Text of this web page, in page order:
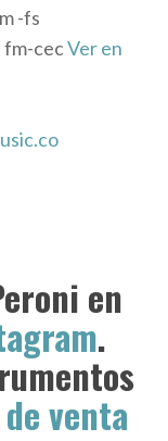
-fs
fm-cecVer en
en
.
venta